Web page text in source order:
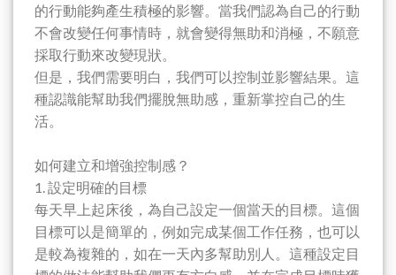
的行動能夠產生積極的影響。當我們認為自己的行動
不會改變任何事情時，就會變得無助和消極，不願意
採取行動來改變現狀。
但是，我們需要明白，我們可以控制並影響結果。這
種認識能幫助我們擺脫無助感，重新掌控自己的生
活。
如何建立和增強控制感？
1. 設定明確的目標
每天早上起床後，為自己設定一個當天的目標。這個
目標可以是簡單的，例如完成某個工作任務，也可以
是較為複雜的，如在一天內多幫助別人。這種設定目